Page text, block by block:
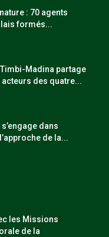
: 70 agents
formés...
Madina partage
des quatre...
dans
de la...
les Missions
de la